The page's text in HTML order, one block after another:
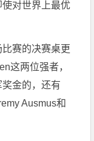
对世界上最优
赛的决赛桌更
这两位强者，
金的，还有
Ausmus和